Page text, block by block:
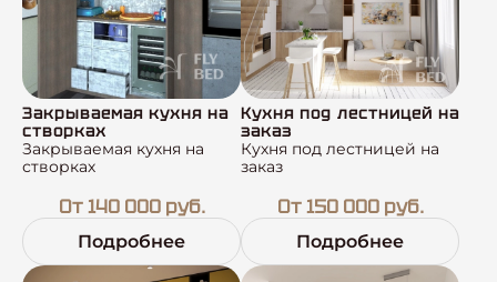
Закрываемая кухня на
створках
Закрываемая кухня на
створках
От 140 000 руб.
Подробнее
Кухня под лестницей на
заказ
Кухня под лестницей на
заказ
От 150 000 руб.
Подробнее